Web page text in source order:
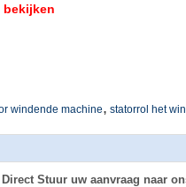
bekijken
windende machine, statorrol het
Direct Stuur uw aanvraag naar